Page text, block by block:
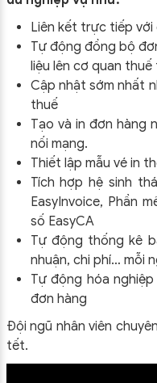
Liên kết trực tiếp với
Tự động đồng bộ
liệu lên cơ quan
Cập nhật sớm nhất
thuế
Tạo và in đơn hàng
nối mạng.
Thiết lập mẫu vé in
Tích hợp hệ sinh
EasyInvoice, Phần
số EasyCA
Tự động thống kê
nhuận, chi phí… mỗi
Tự động hóa
đơn hàng
Đội ngũ nhân viên
tết.